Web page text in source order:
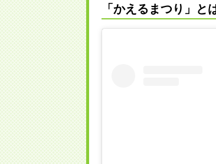
「かえるまつり」と